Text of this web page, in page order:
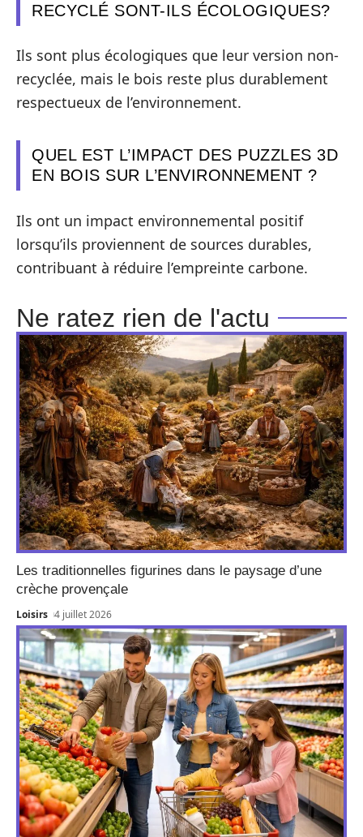
RECYCLÉ SONT-ILS ÉCOLOGIQUES?
Ils sont plus écologiques que leur version non-
recyclée, mais le bois reste plus durablement
respectueux de l’environnement.
QUEL EST L’IMPACT DES PUZZLES 3D
EN BOIS SUR L’ENVIRONNEMENT ?
Ils ont un impact environnemental positif
lorsqu’ils proviennent de sources durables,
contribuant à réduire l’empreinte carbone.
Ne ratez rien de l'actu
Les traditionnelles figurines dans le paysage d’une
crèche provençale
Loisirs 4 juillet 2026